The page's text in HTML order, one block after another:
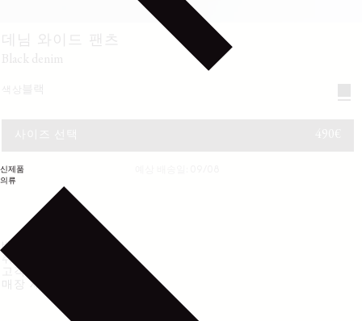
신제품
의류
데님 와이드 팬츠
black denim
배송 및 반품
취급 방법
고객센터
매장 재고 확인